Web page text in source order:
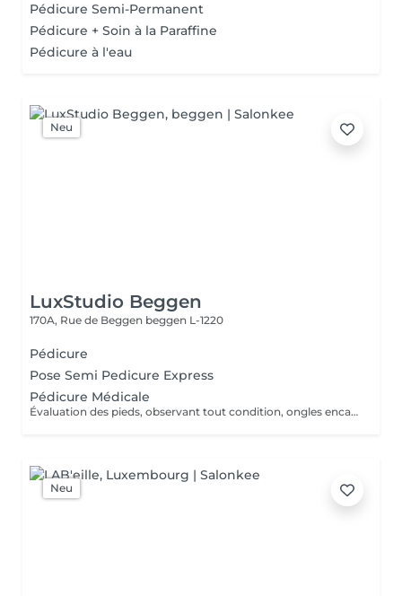
Pédicure Semi-Permanent
Pédicure + Soin à la Paraffine
Pédicure à l'eau
Neu
LuxStudio Beggen
170A, Rue de Beggen beggen L-1220
Pédicure
Pose Semi Pedicure Express
Pédicure Médicale
Évaluation des pieds, observant tout condition, ongles encarnes, cour, callosités ! En cas de infections, champignons, micose ou les problèmes cotanés, recomandez une visite chez le podologue si necessaire. Desinfection des Pieds avec solution antiseptique. Retrait du Vernis Précédent avec un dissolvant pour nettoyer complètement les ongles des pieds. Coupez, desencarnes et Modelez les ongles avec une pance et lime, Pousses les Cuticules avec batone pour repousser doucement vers l'arrière et coupez les excès, Coupez avec bisturi les callosites si necessaire Traitement avec une rape pour eliminer les cellules mortes et les callosites, sans besoin d'immersion dans l'eau. Application d'un gommage supplementaire si necessaire. Hydratation Intense avec crème et les cuticules pour maintenir la peau douce, Appliquez une base transparent pour protéger les ongles. Attendez suffisamment de tempos pour sèc
Neu